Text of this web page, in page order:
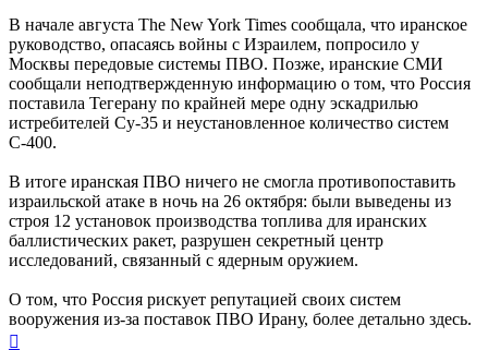
В начале августа The New York Times сообщала, что иранское
руководство, опасаясь войны с Израилем, попросило у
Москвы передовые системы ПВО. Позже, иранские СМИ
сообщали неподтвержденную информацию о том, что Россия
поставила Тегерану по крайней мере одну эскадрилью
истребителей Су-35 и неустановленное количество систем
С-400.
В итоге иранская ПВО ничего не смогла противопоставить
израильской атаке в ночь на 26 октября: были выведены из
строя 12 установок производства топлива для иранских
баллистических ракет, разрушен секретный центр
исследований, связанный с ядерным оружием.
О том, что Россия рискует репутацией своих систем
вооружения из-за поставок ПВО Ирану, более детально здесь.